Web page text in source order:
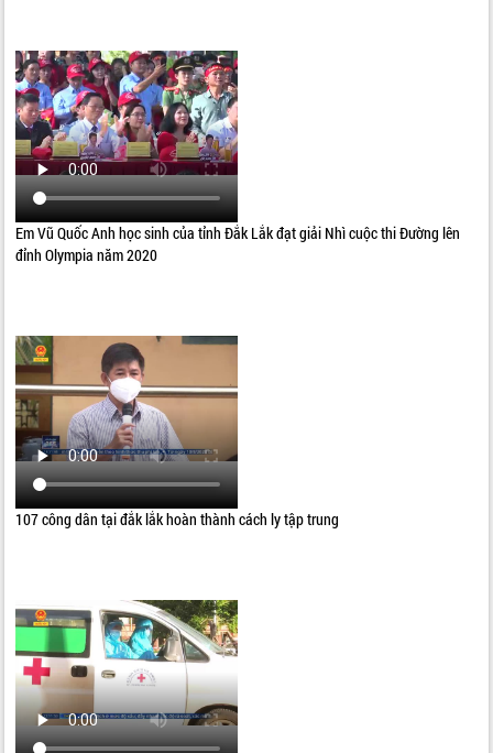
Em Vũ Quốc Anh học sinh của tỉnh Đắk Lắk đạt giải Nhì cuộc thi Đường lên
đỉnh Olympia năm 2020
107 công dân tại đắk lắk hoàn thành cách ly tập trung